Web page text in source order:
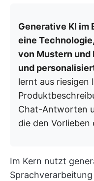
Generative KI im
eine
von Mustern und
und
lernt aus riesigen
Chat-Antworten
die den
Im Kern nutzt